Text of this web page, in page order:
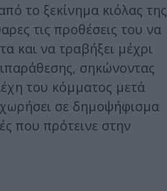
το ξεκίνημα κιόλας της
τις προθέσεις του να
και να τραβήξει μέχρι
σηκώνοντας
του κόμματος μετά
σε δημοψήφισμα
που πρότεινε στην